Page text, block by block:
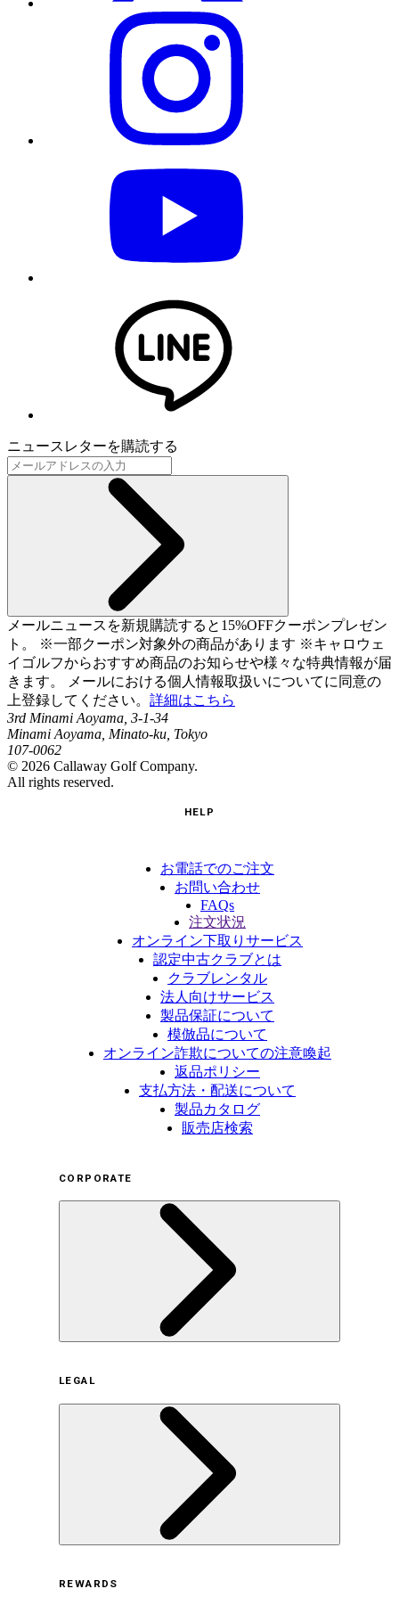
ニュースレターを購読する
メールニュースを新規購読すると15%OFFクーポンプレゼン
ト。 ※一部クーポン対象外の商品があります ※キャロウェ
イゴルフからおすすめ商品のお知らせや様々な特典情報が届
きます。 メールにおける個人情報取扱いについてに同意の
上登録してください。 詳細はこちら
3rd Minami Aoyama, 3-1-34
Minami Aoyama, Minato-ku, Tokyo
107-0062
© 2026 Callaway Golf Company.
All rights reserved.
HELP
お電話でのご注文
お問い合わせ
FAQs
注文状況
オンライン下取りサービス
認定中古クラブとは
クラブレンタル
法人向けサービス
製品保証について
模倣品について
オンライン詐欺についての注意喚起
返品ポリシー
支払方法・配送について
製品カタログ
販売店検索
CORPORATE
サステナビリティの取り組み（日本）
サステナビリティの取り組み（米国/英語）
ヒストリー
採用情報
LEGAL
REWARDS